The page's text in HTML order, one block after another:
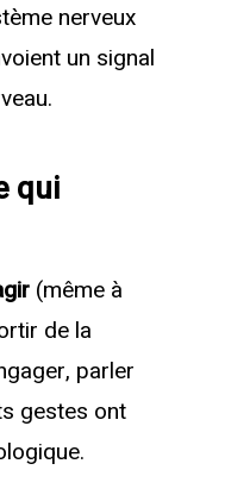
nerveux
un signal
qui
(même à
de la
parler
gestes ont